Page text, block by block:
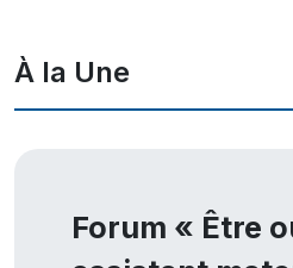
À la Une
Forum « Être